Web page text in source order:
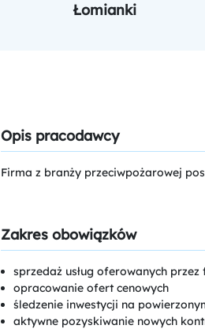
Łomianki
Opis pracodawcy
Firma z branży przeciwpożarowej
Zakres obowiązków
sprzedaż usług oferowanych przez
opracowanie ofert cenowych
śledzenie inwestycji na
aktywne pozyskiwanie nowych